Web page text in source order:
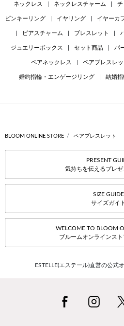
ネックレス ネックレスチャーム チ
ピンキーリング イヤリング イヤーカ
ピアスチャーム ブレスレット
ジュエリーボックス セット商品 パ
ペアネックレス ペアブレスレッ
婚約指輪・エンゲージリング 結婚
BLOOM ONLINE STORE ペアブレスレット
PRESENT
気持ちを伝えるプレ
SIZE GUIDE
サイズガイ
WELCOME TO BLOOM
ブルームオンラインス
ESTELLE(エステール)直営の公式